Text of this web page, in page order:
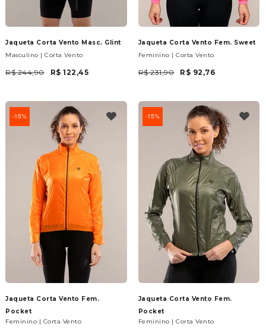
Jaqueta Corta Vento Masc. Glint
Masculino | Corta Vento
R$ 244,90 R$ 122,45
Jaqueta Corta Vento Fem. Sweet
Feminino | Corta Vento
R$ 231,90 R$ 92,76
15%
Jaqueta Corta Vento Fem.
Pocket
Feminino | Corta Vento
15%
Jaqueta Corta Vento Fem.
Pocket
Feminino | Corta Vento